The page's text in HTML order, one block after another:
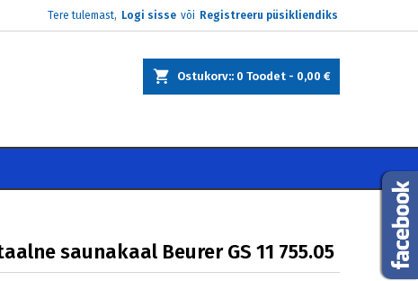
Tere tulemast, Logi sisse või Registreeru püsikliendiks
Ostukorv: 0 Toodet - 0,00 €
saunakaal Beurer GS 11 755.05